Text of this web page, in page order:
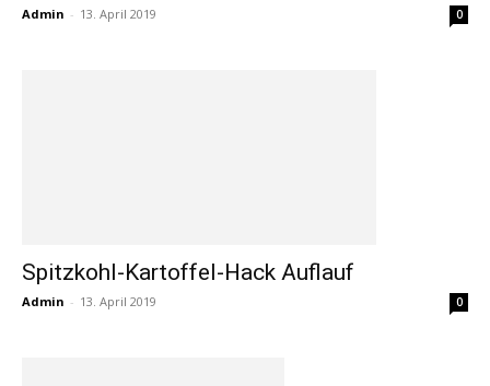
Admin - 13. April 2019 0
Spitzkohl-Kartoffel-Hack Auflauf
Admin - 13. April 2019 0